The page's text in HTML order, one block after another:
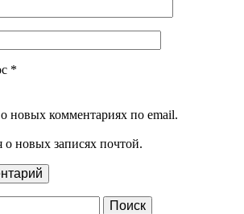
*
новых комментариях по email.
о новых записях почтой.